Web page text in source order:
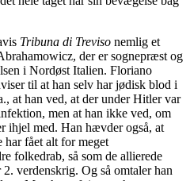
Tribuna di Treviso nemlig et
der er sognepræst og
i Nordøst Italien. Floriano
til at han selv har jødisk blod i
at han ved, at der under Hitler var
men at han ikke ved, om
ihjel med. Han hævder også, at
har fået alt for meget
folkedrab, så som de allierede
verdenskrig. Og så omtaler han